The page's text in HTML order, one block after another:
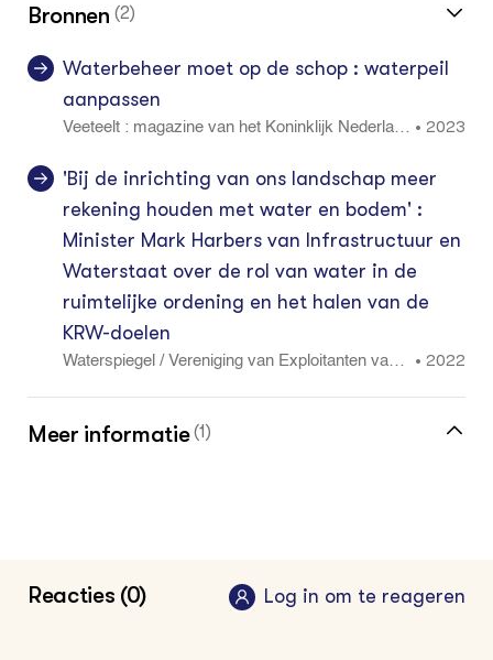
Bronnen (2)
Waterbeheer moet op de schop : waterpeil
aanpassen
Veeteelt : magazine van het Koninklijk Nederlan
s): 4 - 7
•2023
'Bij de inrichting van ons landschap meer
rekening houden met water en bodem' :
Minister Mark Harbers van Infrastructuur en
Waterstaat over de rol van water in de
ruimtelijke ordening en het halen van de
KRW-doelen
Waterspiegel / Vereniging van Exploitanten van
•2022
Meer informatie (1)
Reacties (0) Log in om te reageren